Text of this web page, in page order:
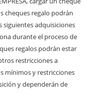
cheques regalo podrán
siguientes adquisiciones
durante el proceso de
regalos podrán estar
restricciones a
mínimos y restricciones
y dependerán de